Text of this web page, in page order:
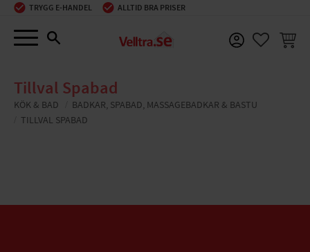
Meny
TRYGG E-HANDEL ALLTID BRA PRISER
Tillval Spabad
KÖK & BAD
BADKAR, SPABAD, MASSAGEBADKAR & BASTU
TILLVAL SPABAD